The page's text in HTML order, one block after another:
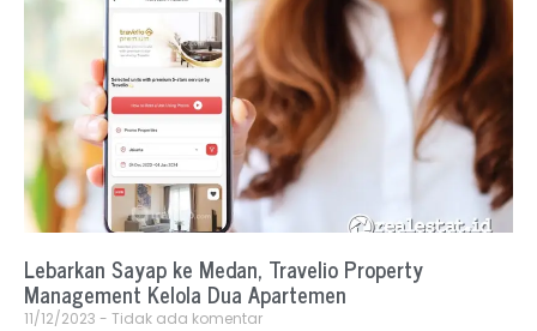
Lebarkan Sayap ke Medan, Travelio Property
Management Kelola Dua Apartemen
11/12/2023 Tidak ada komentar